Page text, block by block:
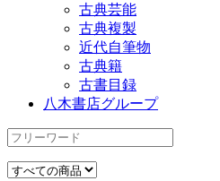
古典芸能
古典複製
近代自筆物
古典籍
古書目録
八木書店グループ